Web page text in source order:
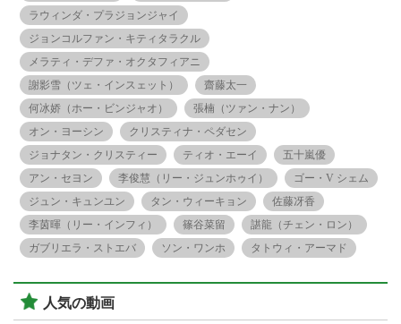
ラウィンダ・プラジョンジャイ
ジョンコルファン・キティタラクル
メラティ・デファ・オクタフィアニ
謝影雪（ツェ・インスェット）
齋藤太一
何冰娇（ホー・ビンジャオ）
張楠（ツァン・ナン）
オン・ヨーシン
クリスティナ・ペダセン
ジョナタン・クリスティー
ティオ・エーイ
五十嵐優
アン・セヨン
李俊慧（リー・ジュンホゥイ）
ゴー・V シェム
ジュン・キュンユン
タン・ウィーキョン
佐藤冴香
李茵暉（リー・インフィ）
篠谷菜留
諶龍（チェン・ロン）
ガブリエラ・ストエバ
ソン・ワンホ タトウィ・アーマド
人気の動画